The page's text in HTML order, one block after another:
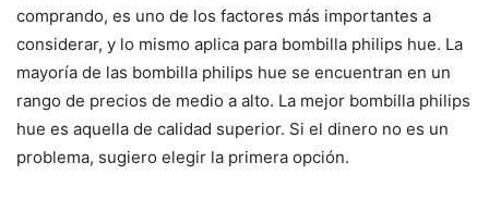
comprando, es uno de los factores más importantes a
considerar, y lo mismo aplica para bombilla philips hue. La
mayoría de las bombilla philips hue se encuentran en un
rango de precios de medio a alto. La mejor bombilla philips
hue es aquella de calidad superior. Si el dinero no es un
problema, sugiero elegir la primera opción.